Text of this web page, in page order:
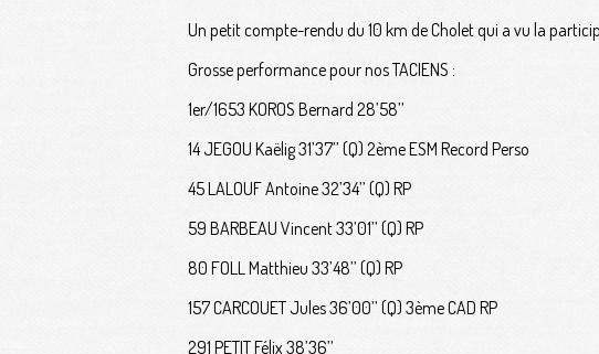
Un petit compte-rendu du 10 km de Cholet qui a vu la
Grosse performance pour nos TACIENS :
1er/1653 KOROS Bernard 28’58’’
14 JEGOU Kaëlig 31’37’’ (Q) 2ème ESM Record Perso
45 LALOUF Antoine 32’34’’ (Q) RP
59 BARBEAU Vincent 33’01’’ (Q) RP
80 FOLL Matthieu 33’48’’ (Q) RP
157 CARCOUET Jules 36’00’’ (Q) 3ème CAD RP
291 PETIT Félix 38’36’’